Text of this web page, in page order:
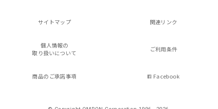
サイトマップ 関連リンク
個人情報の
取り扱いについて
ご利用条件
商品のご承諾事項 Facebook